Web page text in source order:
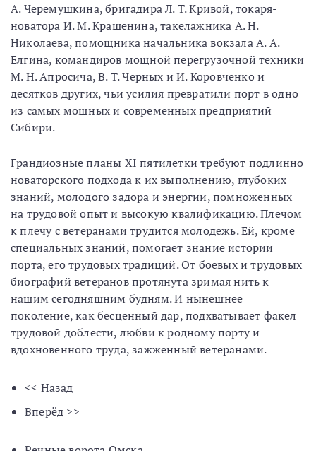
А. Черемушкина, бригадира Л. Т. Кривой, токаря-
новатора И. М. Крашенина, такелажника А. Н.
Николаева, помощника начальника вокзала А. А.
Елгина, командиров мощной перегрузочной техники
М. Н. Апросича, В. Т. Черных и И. Коровченко и
десятков других, чьи усилия превратили порт в одно
из самых мощных и современных предприятий
Сибири.
Грандиозные планы XI пятилетки требуют подлинно
новаторского подхода к их выполнению, глубоких
знаний, молодого задора и энергии, помноженных
на трудовой опыт и высокую квалификацию. Плечом
к плечу с ветеранами трудится молодежь. Ей, кроме
специальных знаний, помогает знание истории
порта, его трудовых традиций. От боевых и трудовых
биографий ветеранов протянута зримая нить к
нашим сегодняшним будням. И нынешнее
поколение, как бесценный дар, подхватывает факел
трудовой доблести, любви к родному порту и
вдохновенного труда, зажженный ветеранами.
<< Назад
Вперёд >>